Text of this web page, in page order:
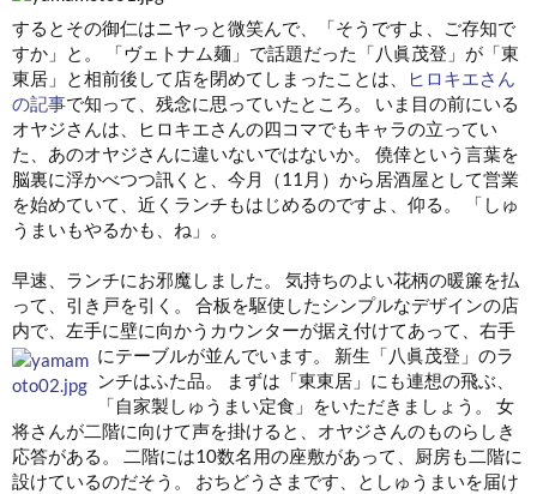
するとその御仁はニヤっと微笑んで、「そうですよ、ご存知で
すか」と。 「ヴェトナム麺」で話題だった「八眞茂登」が「東
東居」と相前後して店を閉めてしまったことは、
ヒロキエさん
の記事で知って、残念に思っていたところ。 いま目の前にいる
オヤジさんは、ヒロキエさんの四コマでもキャラの立ってい
た、あのオヤジさんに違いないではないか。 僥倖という言葉を
脳裏に浮かべつつ訊くと、今月（11月）から居酒屋として営業
を始めていて、近くランチもはじめるのですよ、仰る。 「しゅ
うまいもやるかも、ね」。
早速、ランチにお邪魔しました。 気持ちのよい花柄の暖簾を払
って、引き戸を引く。 合板を駆使したシンプルなデザインの店
内で、左手に壁に向かうカウンターが据え付けてあって、右手
にテーブルが並んでいます。 新生「八眞茂登」のラ
ンチはふた品。 まずは「東東居」にも連想の飛ぶ、
「自家製しゅうまい定食」をいただきましょう。 女
将さんが二階に向けて声を掛けると、オヤジさんのものらしき
応答がある。 二階には10数名用の座敷があって、厨房も二階に
設けているのだそう。 おちどうさまです、としゅうまいを届け